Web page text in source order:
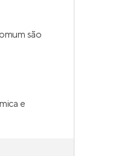
são
e